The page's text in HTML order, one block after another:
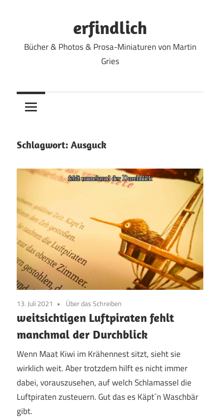
erfindlich
Bücher & Photos & Prosa-Miniaturen von Martin
Gries
Schlagwort: Ausguck
13. Juli 2021 Über das Schreiben
weitsichtigen Luftpiraten fehlt
manchmal der Durchblick
Wenn Maat Kiwi im Krähennest sitzt, sieht sie
wirklich weit. Aber trotzdem hilft es nicht immer
dabei, vorauszusehen, auf welch Schlamassel die
Luftpiraten zusteuern. Gut das es Käpt´n Waschbär
gibt.